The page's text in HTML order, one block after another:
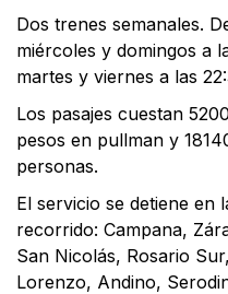
Dos trenes semanales.
miércoles y domingos a
martes y viernes a las
Los pasajes cuestan
pesos en pullman y
personas.
El servicio se detiene en
recorrido: Campana,
San Nicolás, Rosario
Lorenzo, Andino,